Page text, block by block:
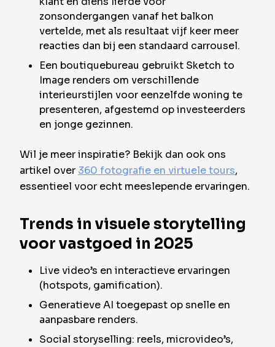
zonsondergangen vanaf het balkon
vertelde, met als resultaat vijf keer meer
reacties dan bij een standaard carrousel.
Een boutiquebureau gebruikt Sketch to
Image renders om verschillende
interieurstijlen voor eenzelfde woning te
presenteren, afgestemd op investeerders
en jonge gezinnen.
Wil je meer inspiratie? Bekijk dan ook ons
artikel over 360 fotografie en virtuele tours,
essentieel voor echt meeslepende ervaringen.
Trends in visuele storytelling
voor vastgoed in 2025
Live video’s en interactieve ervaringen
(hotspots, gamification).
Generatieve AI toegepast op snelle en
aanpasbare renders.
Social storyselling: reels, microvideo’s,